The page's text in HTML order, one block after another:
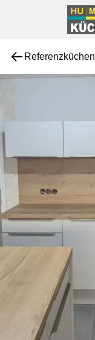
Referenzküchen